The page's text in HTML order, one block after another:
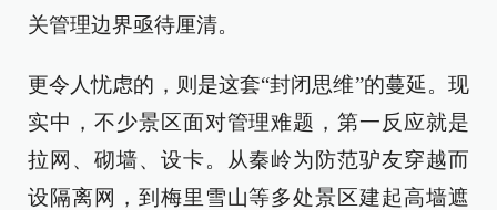
关管理边界亟待厘清。
更令人忧虑的，则是这套“封闭思维”的蔓延。现
实中，不少景区面对管理难题，第一反应就是
拉网、砌墙、设卡。从秦岭为防范驴友穿越而
设隔离网，到梅里雪山等多处景区建起高墙遮